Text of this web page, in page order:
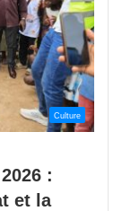
Culture
:
et la